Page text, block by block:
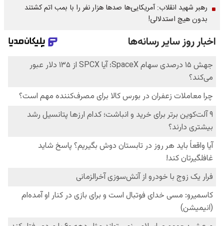
رهبر شهید انقلاب: آمریکایی‌ها صدها هزار نفر را با بمب اتم کشتند
بدون هیچ استدلالی!